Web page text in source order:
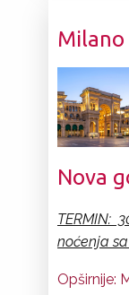
Milano
Nova
TERMIN:
noćenja
Opširnije: